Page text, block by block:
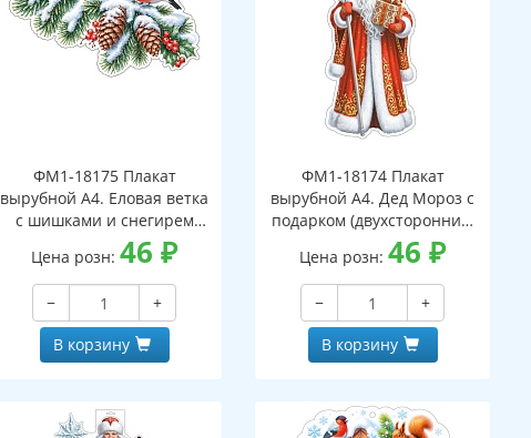
ФМ1-18175 Плакат
вырубной А4. Еловая ветка
с шишками и снегирем
(двухсторонний, ВД-лак)
Цена розн:46₽
−
+
В корзину
ФМ1-18174 Плакат
вырубной А4. Дед Мороз с
подарком (двухсторонний,
ВД-лак)
Цена розн:46₽
−
+
В корзину